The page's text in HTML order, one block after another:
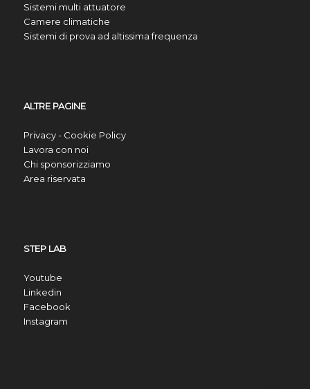
Sistemi multi attuatore
Camere climatiche
Sistemi di prova ad altissima frequenza
ALTRE PAGINE
Privacy - Cookie Policy
Lavora con noi
Chi sponsorizziamo
Area riservata
STEP LAB
Youtube
Linkedin
Facebook
Instagram